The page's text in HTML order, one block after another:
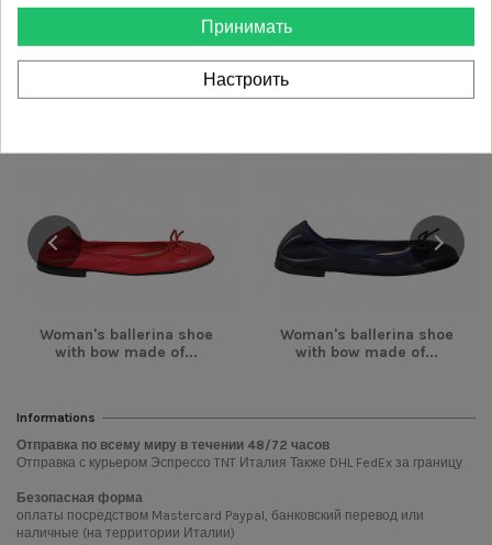
Other products from same
category
Woman's ballerina shoe
with bow made of...
Woman's ballerina shoe
with bow made of...
Informations
Отправка по всему миру в течении 48/72 часов
Отправка с курьером Эспрессо TNT Италия Также DHL FedEx за границу
Безопасная форма
оплаты посредством Mastercard Paypal, банковский перевод или
наличные (на территории Италии)
Принимать
Настроить